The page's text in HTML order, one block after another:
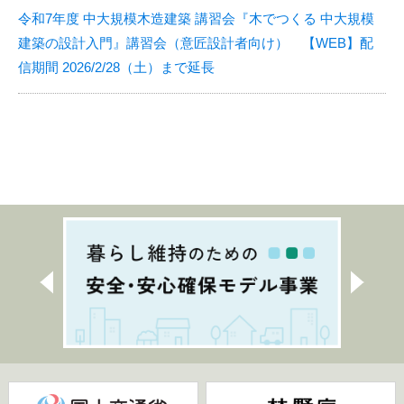
令和7年度 中大規模木造建築 講習会『木でつくる 中大規模
建築の設計入門』講習会（意匠設計者向け） 【WEB】配
信期間 2026/2/28（土）まで延長